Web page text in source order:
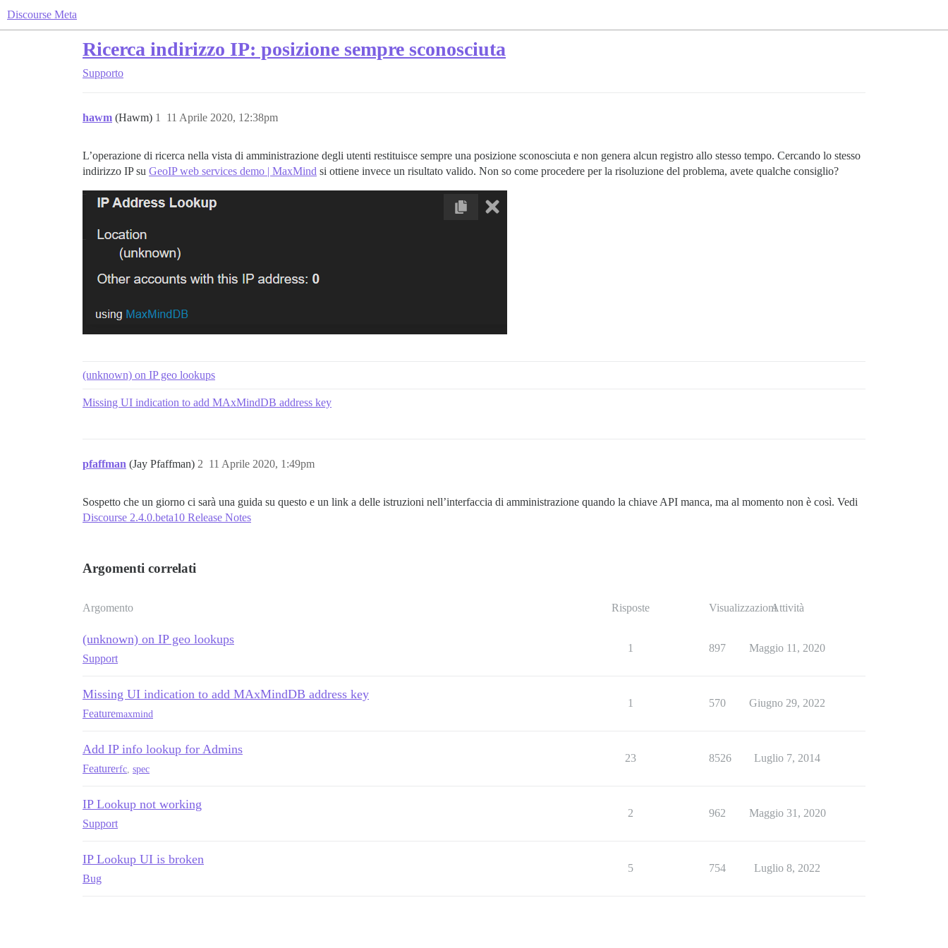
Discourse Meta
Ricerca indirizzo IP: posizione sempre sconosciuta
Supporto
hawm (Hawm) 11 Aprile 2020, 12:38pm
1
L’operazione di ricerca nella vista di amministrazione degli utenti restituisce sempre una posizione sconosciuta e non genera alcun registro allo stesso tempo. Cercando lo stesso
indirizzo IP su GeoIP web services demo | MaxMind si ottiene invece un risultato valido. Non so come procedere per la risoluzione del problema, avete qualche consiglio?
(unknown) on IP geo lookups
Missing UI indication to add MAxMindDB address key
pfaffman (Jay Pfaffman) 11 Aprile 2020, 1:49pm
2
Sospetto che un giorno ci sarà una guida su questo e un link a delle istruzioni nell’interfaccia di amministrazione quando la chiave API manca, ma al momento non è così. Vedi
Discourse 2.4.0.beta10 Release Notes
Argomenti correlati
Argomento Risposte VisualizzazioniAttività
(unknown) on IP geo lookups
Support
1 897 Maggio 11, 2020
Missing UI indication to add MAxMindDB address key
Featuremaxmind
1 570 Giugno 29, 2022
Add IP info lookup for Admins
Featurerfc spec
23 8526 Luglio 7, 2014
IP Lookup not working
Support
2 962 Maggio 31, 2020
IP Lookup UI is broken
Bug
5 754 Luglio 8, 2022